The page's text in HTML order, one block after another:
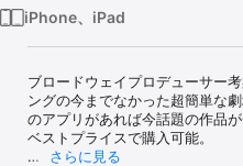
iPhone、iPad
ブロードウェイプロデューサー
ングの今までなかった超簡単な
のアプリがあれば今話題の作品
ベストプライスで購入可能。
さらに見る